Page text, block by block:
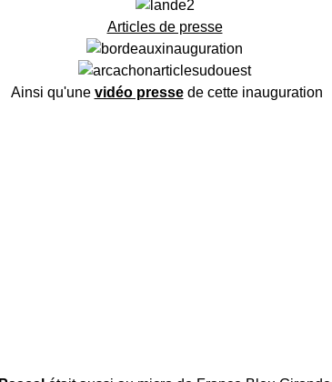
Articles de presse
Ainsi qu'une vidéo pressede cette inauguration